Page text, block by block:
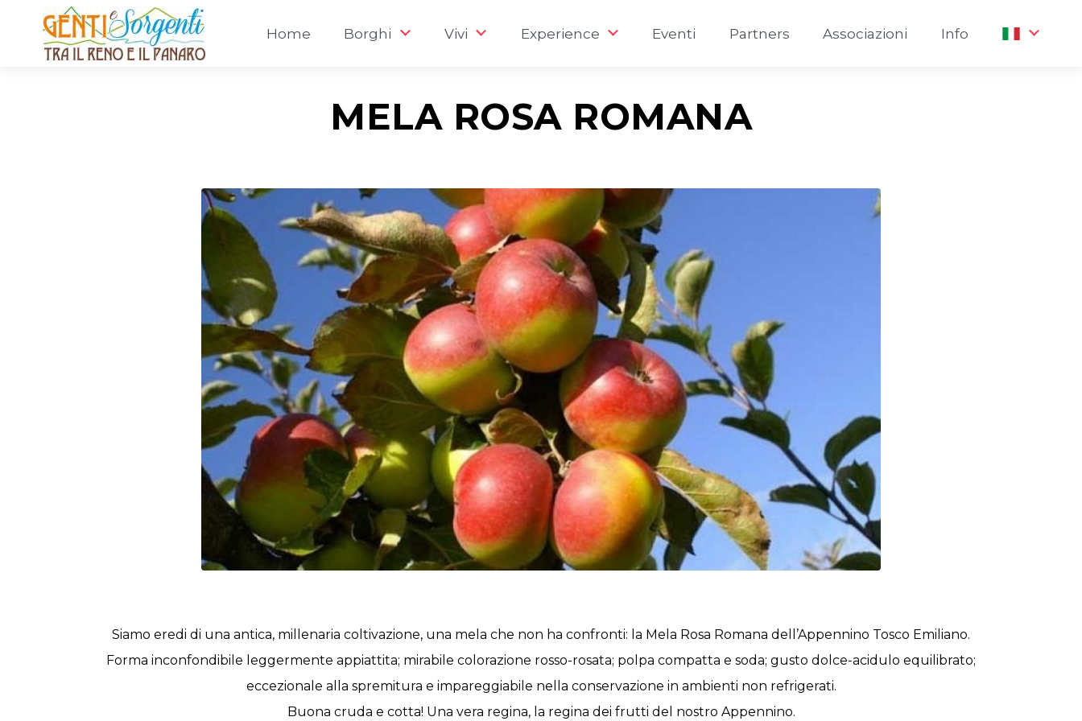
Home Borghi Vivi Experience Eventi Partners Associazioni Info
MELA ROSA ROMANA
Siamo eredi di una antica, millenaria coltivazione, una mela che non ha confronti: la Mela Rosa Romana dell’Appennino Tosco Emiliano.
Forma inconfondibile leggermente appiattita; mirabile colorazione rosso-rosata; polpa compatta e soda; gusto dolce-acidulo equilibrato;
eccezionale alla spremitura e impareggiabile nella conservazione in ambienti non refrigerati.
Buona cruda e cotta! Una vera regina, la regina dei frutti del nostro Appennino.